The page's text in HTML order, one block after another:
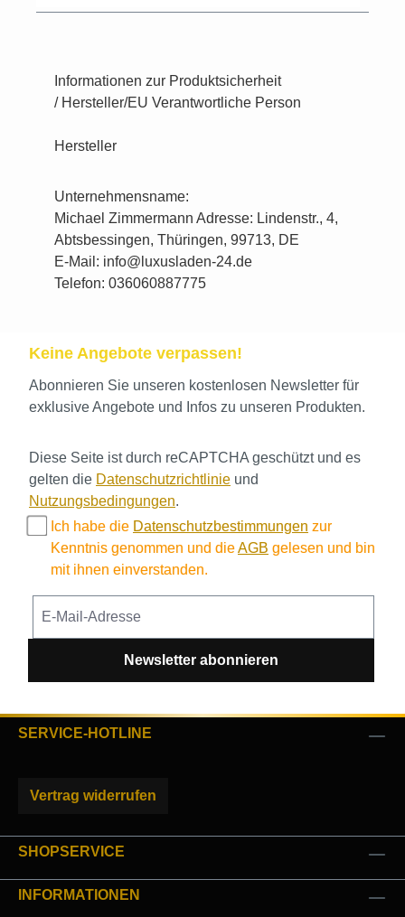
Informationen zur Produktsicherheit
/ Hersteller/EU Verantwortliche Person
Hersteller
Unternehmensname:
Michael Zimmermann Adresse: Lindenstr., 4,
Abtsbessingen, Thüringen, 99713, DE
E-Mail: info@luxusladen-24.de
Telefon: 036060887775
Keine Angebote verpassen!
Abonnieren Sie unseren kostenlosen Newsletter für
exklusive Angebote und Infos zu unseren Produkten.
Diese Seite ist durch reCAPTCHA geschützt und es
gelten die Datenschutzrichtlinie und
Nutzungsbedingungen.
Ich habe die Datenschutzbestimmungen zur
Kenntnis genommen und dieAGB gelesen und bin
mit ihnen einverstanden.
Newsletter abonnieren
SERVICE-HOTLINE
Vertrag widerrufen
SHOPSERVICE
INFORMATIONEN